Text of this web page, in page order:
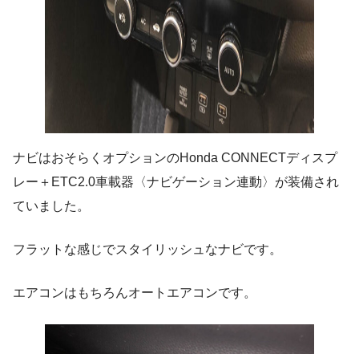
ナビはおそらくオプションのHonda CONNECTディスプ
レー＋ETC2.0車載器〈ナビゲーション連動〉が装備され
ていました。
フラットな感じでスタイリッシュなナビです。
エアコンはもちろんオートエアコンです。